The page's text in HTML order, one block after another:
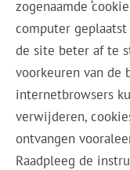
zogenaamde
computer
de site beter af te
voorkeuren van de
internetbrowsers
verwijderen,
ontvangen
Raadpleeg de